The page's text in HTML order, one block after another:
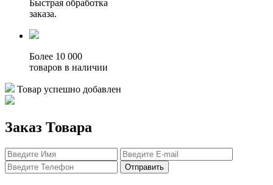
Быстрая обработка
заказа.
Более 10 000
товаров в наличии
Товар успешно добавлен
Заказ Товара
Отправить